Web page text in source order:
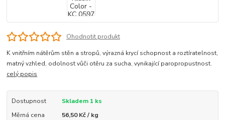
Ohodnotit produkt
K vnitřním nátěrům stěn a stropů, výrazná krycí schopnost a roztíratelnost,
matný vzhled, odolnost vůči otěru za sucha, vynikající paropropustnost.
celý popis
Dostupnost
Skladem 1 ks
Měrná cena
56,50 Kč / kg